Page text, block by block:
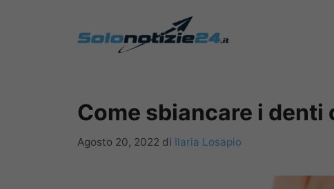
Come sbiancare i
Agosto 20, 2022 di Ilaria Losapio